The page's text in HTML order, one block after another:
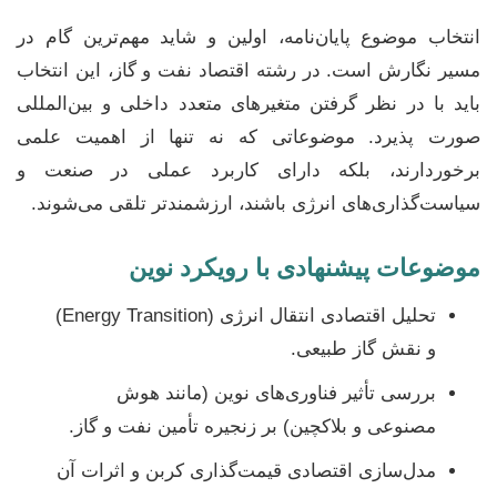
انتخاب موضوع پایان‌نامه، اولین و شاید مهم‌ترین گام در
مسیر نگارش است. در رشته اقتصاد نفت و گاز، این انتخاب
باید با در نظر گرفتن متغیرهای متعدد داخلی و بین‌المللی
صورت پذیرد. موضوعاتی که نه تنها از اهمیت علمی
برخوردارند، بلکه دارای کاربرد عملی در صنعت و
سیاست‌گذاری‌های انرژی باشند، ارزشمندتر تلقی می‌شوند.
موضوعات پیشنهادی با رویکرد نوین
تحلیل اقتصادی انتقال انرژی (Energy Transition)
و نقش گاز طبیعی.
بررسی تأثیر فناوری‌های نوین (مانند هوش
مصنوعی و بلاکچین) بر زنجیره تأمین نفت و گاز.
مدل‌سازی اقتصادی قیمت‌گذاری کربن و اثرات آن